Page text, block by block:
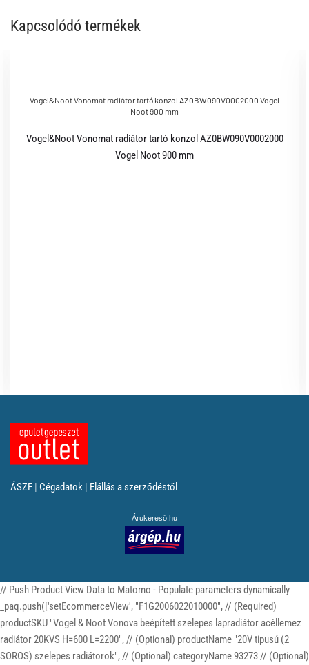
Kapcsolódó termékek
Vogel&Noot Vonomat radiátor tartó konzol AZ0BW090V0002000 Vogel
Noot 900 mm
Vogel&Noot Vonomat radiátor tartó konzol AZ0BW090V0002000
Vogel Noot 900 mm
ÁSZF | Cégadatok | Elállás a szerződéstől
Árukereső.hu
// Push Product View Data to Matomo - Populate parameters dynamically
_paq.push(['setEcommerceView', "F1G2006022010000", // (Required)
productSKU "Vogel & Noot Vonova beépített szelepes lapradiátor acéllemez
radiátor 20KVS H=600 L=2200", // (Optional) productName "20V tipusú (2
SOROS) szelepes radiátorok", // (Optional) categoryName 93273 // (Optional)